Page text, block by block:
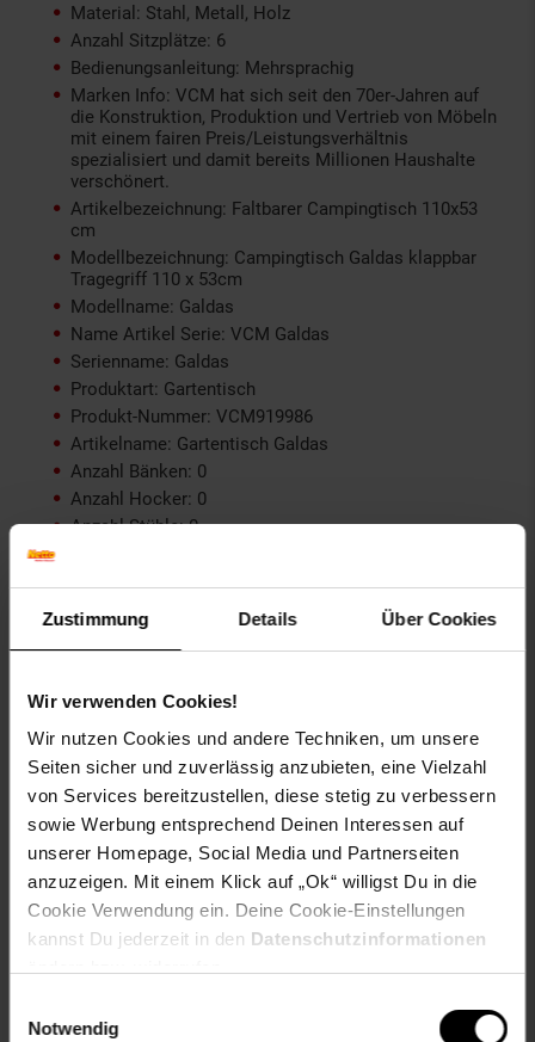
Zustimmung Details Über Cookies
Wir verwenden Cookies!
Wir nutzen Cookies und andere Techniken, um unsere
Seiten sicher und zuverlässig anzubieten, eine Vielzahl
von Services bereitzustellen, diese stetig zu verbessern
sowie Werbung entsprechend Deinen Interessen auf
unserer Homepage, Social Media und Partnerseiten
anzuzeigen. Mit einem Klick auf „Ok“ willigst Du in die
Cookie Verwendung ein. Deine Cookie-Einstellungen
kannst Du jederzeit in den Datenschutzinformationen
Notwendig
Material: Stahl, Metall, Holz
Anzahl Sitzplätze: 6
Bedienungsanleitung: Mehrsprachig
Marken Info: VCM hat sich seit den 70er-Jahren auf
die Konstruktion, Produktion und Vertrieb von Möbeln
mit einem fairen Preis/Leistungsverhältnis
spezialisiert und damit bereits Millionen Haushalte
verschönert.
Artikelbezeichnung: Faltbarer Campingtisch 110x53
cm
Modellbezeichnung: Campingtisch Galdas klappbar
Tragegriff 110 x 53cm
Modellname: Galdas
Name Artikel Serie: VCM Galdas
Serienname: Galdas
Produktart: Gartentisch
Produkt-Nummer: VCM919986
Artikelname: Gartentisch Galdas
Anzahl Bänken: 0
Anzahl Hocker: 0
Anzahl Stühle: 0
Stehend: ja
Material Füße: Metall
Montagehinweis: einfach
Aufbauanleitung
Anzahl Teile: 1
Lieferzustand: Zerlegt
Lieferinhalt: 1x Gartentisch
Elektroprodukt laut ElektroG, WEEE Pflicht: Nein
Herstellerangabe: VCM Morgenthaler GmbH, Ersteiner
Straße 12, D-79346 Endingen. Web, eMail:
www.vcm.group/service
Hersteller Name: VCM Morgenthaler GmbH
Hersteller Adresse: Ersteiner Straße 12, D-79346
Hersteller Web/eMailadresse: service@vcm-gruppe.de